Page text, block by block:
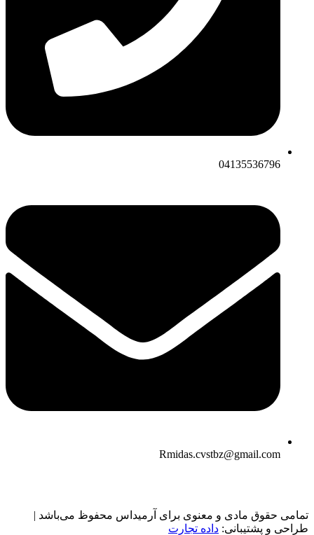
04135536796
Rmidas.cvstbz@gmail.com
تمامی حقوق مادی و معنوی برای آرمیداس محفوظ می‌باشد |
طراحی و پشتیبانی: داده تجارت